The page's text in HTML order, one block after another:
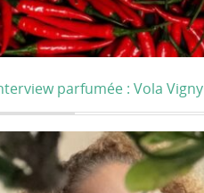
parfumée : Vola Vigny